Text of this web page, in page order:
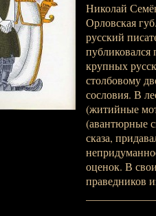
Николай
Орловская
русский
крупных
столбовому
сословия. В
(житийные
(авантюрные
сказа,
оценок. В
праведников